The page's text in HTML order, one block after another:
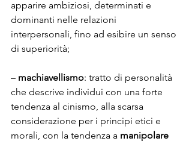
apparire ambiziosi, determinati e
dominanti nelle relazioni
interpersonali, fino ad esibire un senso
di superiorità;
– machiavellismo: tratto di personalità
che descrive individui con una forte
tendenza al cinismo, alla scarsa
considerazione per i principi etici e
morali, con la tendenza a manipolare